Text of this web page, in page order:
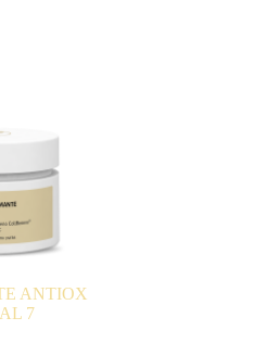
ANTIOX
7